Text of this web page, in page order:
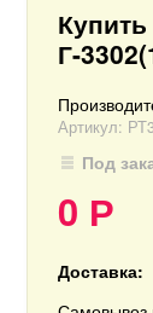
Г-
Артикул:
Под
0 Р
Доставка: